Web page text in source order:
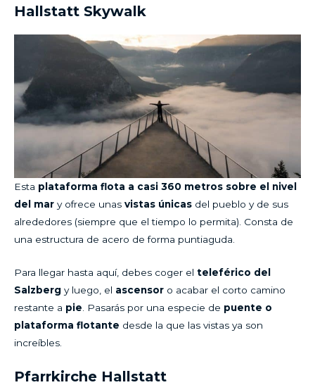
Hallstatt Skywalk
Esta plataforma flota a casi 360 metros sobre el nivel
del mar y ofrece unas vistas únicas del pueblo y de sus
alrededores (siempre que el tiempo lo permita). Consta de
una estructura de acero de forma puntiaguda.
Para llegar hasta aquí, debes coger el teleférico del
Salzberg y luego, el ascensor o acabar el corto camino
restante a pie. Pasarás por una especie de puente o
plataforma flotante desde la que las vistas ya son
increíbles.
Pfarrkirche Hallstatt